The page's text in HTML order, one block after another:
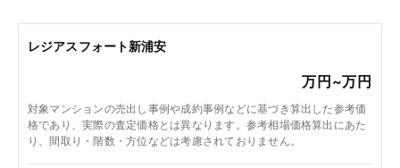
レジアスフォート新浦安
万円~万円
対象マンションの売出し事例や成約事例などに基づき算出した参考価
格であり、実際の査定価格とは異なります。参考相場価格算出にあた
り、間取り・階数・方位などは考慮されておりません。